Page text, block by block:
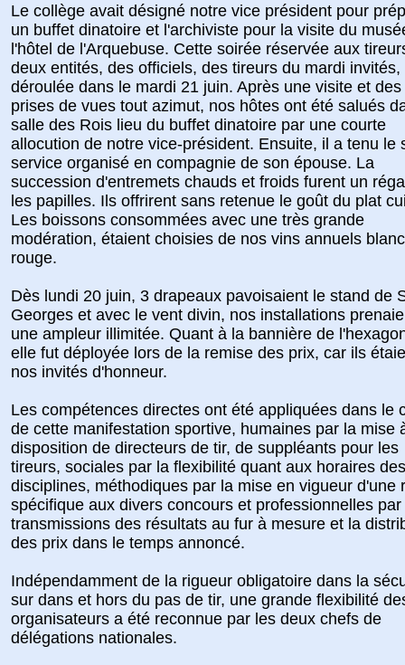
Le collège avait désigné notre vice président pour
un buffet dinatoire et l'archiviste pour la visite du
l'hôtel de l'Arquebuse. Cette soirée réservée aux
deux entités, des officiels, des tireurs du mardi invités,
déroulée dans le mardi 21 juin. Après une visite et des
prises de vues tout azimut, nos hôtes ont été salués
salle des Rois lieu du buffet dinatoire par une courte
allocution de notre vice-président. Ensuite, il a tenu le
service organisé en compagnie de son épouse. La
succession d'entremets chauds et froids furent un
les papilles. Ils offrirent sans retenue le goût du plat
Les boissons consommées avec une très grande
modération, étaient choisies de nos vins annuels
rouge.
Dès lundi 20 juin, 3 drapeaux pavoisaient le stand de
Georges et avec le vent divin, nos installations
une ampleur illimitée. Quant à la bannière de
elle fut déployée lors de la remise des prix, car ils
nos invités d'honneur.
Les compétences directes ont été appliquées dans le
de cette manifestation sportive, humaines par la mise
disposition de directeurs de tir, de suppléants pour les
tireurs, sociales par la flexibilité quant aux horaires des
disciplines, méthodiques par la mise en vigueur d'une
spécifique aux divers concours et professionnelles par
transmissions des résultats au fur à mesure et la
des prix dans le temps annoncé.
Indépendamment de la rigueur obligatoire dans la
sur dans et hors du pas de tir, une grande flexibilité
organisateurs a été reconnue par les deux chefs de
délégations nationales.